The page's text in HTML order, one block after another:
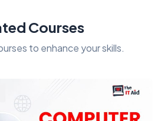
Courses
to enhance your skills.